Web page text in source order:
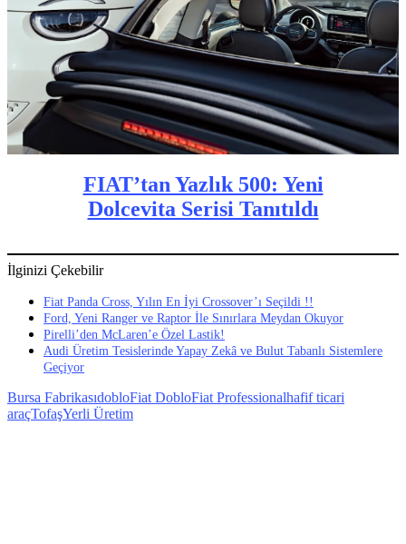
FIAT’tan Yazlık 500: Yeni
Dolcevita Serisi Tanıtıldı
İlginizi Çekebilir
Fiat Panda Cross, Yılın En İyi Crossover’ı Seçildi !!
Ford, Yeni Ranger ve Raptor İle Sınırlara Meydan Okuyor
Pirelli’den McLaren’e Özel Lastik!
Audi Üretim Tesislerinde Yapay Zekâ ve Bulut Tabanlı Sistemlere
Geçiyor
Bursa FabrikasıdobloFiat DobloFiat Professionalhafif ticari
araçTofaşYerli Üretim